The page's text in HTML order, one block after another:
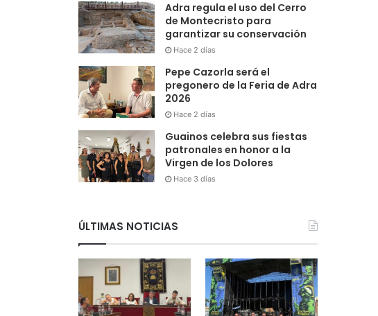
Adra regula el uso del Cerro
de Montecristo para
garantizar su conservación
Hace 2 días
Pepe Cazorla será el
pregonero de la Feria de Adra
2026
Hace 2 días
Guainos celebra sus fiestas
patronales en honor a la
Virgen de los Dolores
Hace 3 días
ÚLTIMAS NOTICIAS